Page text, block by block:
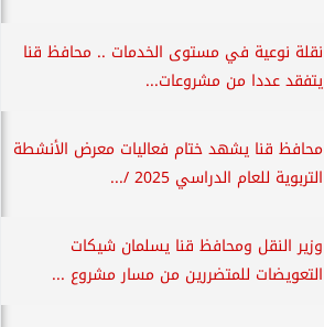
نقلة نوعية في مستوى الخدمات .. محافظ قنا
يتفقد عددا من مشروعات...
محافظ قنا يشهد ختام فعاليات معرض الأنشطة
التربوية للعام الدراسي 2025 /...
وزير النقل ومحافظ قنا يسلمان شيكات
التعويضات للمتضررين من مسار مشروع ...